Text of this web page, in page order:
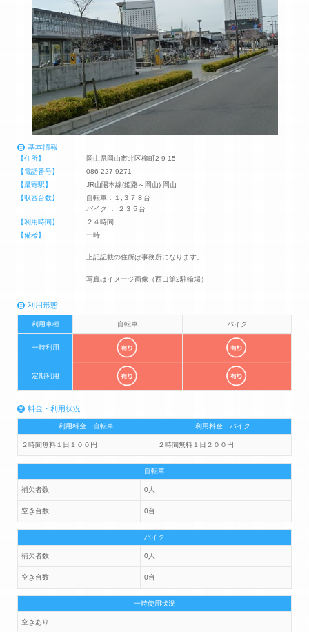
基本情報
【住所】
岡山県岡山市北区柳町2-9-15
【電話番号】
086-227-9271
【最寄駅】
JR山陽本線(姫路～岡山) 岡山
【収容台数】
自転車：１,３７８台
バイク ： ２３５台
【利用時間】
２４時間
【備考】
一時
上記記載の住所は事務所になります。
写真はイメージ画像（西口第2駐輪場）
利用形態
利用車種 自転車 バイク
一時利用
定期利用
料金・利用状況
利用料金 自転車 利用料金 バイク
２時間無料１日１００円 ２時間無料１日２００円
自転車
補欠者数 0人
空き台数 0台
バイク
補欠者数 0人
空き台数 0台
一時使用状況
空きあり